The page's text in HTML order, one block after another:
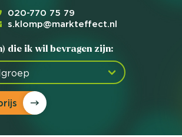
door de
gedrag in kaart te
020-770 75 79
s.klomp@markteffect.nl
die ik wil bevragen zijn: